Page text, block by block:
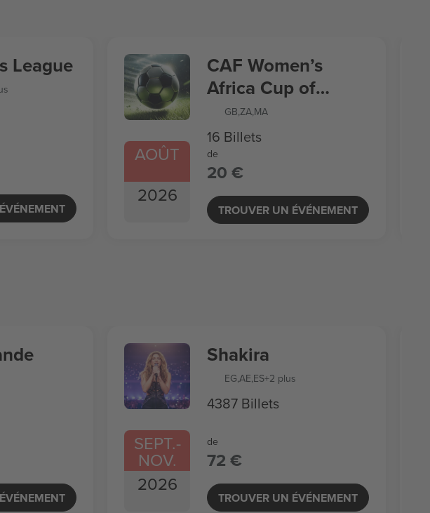
League
AOÛT
2026
CAF Women’s
Africa Cup of
Nations
GB,ZA,MA
16 Billets
de
20 €
TROUVER UN ÉVÉNEMENT
SEPT.-
NOV.
2026
Shakira
EG,AE,ES+2 plus
4387 Billets
de
72 €
TROUVER UN ÉVÉNEMENT